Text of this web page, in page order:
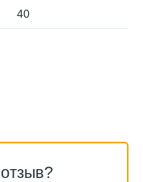
40